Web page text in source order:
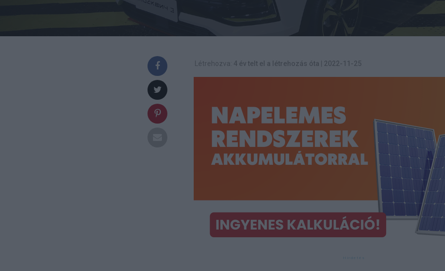
Létrehozva: 4 év telt el a létrehozás óta 2022-11-25